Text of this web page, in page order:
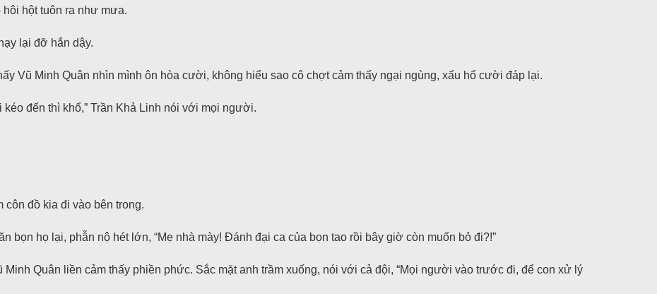
hôi hột tuôn ra như mưa.
lại đỡ hắn dậy.
Vũ Minh Quân nhìn mình ôn hòa cười, không hiểu sao cô chợt cảm thấy ngại ngùng, xấu hổ cười đáp lại.
đến thì khổ,” Trần Khả Linh nói với mọi người.
côn đồ kia đi vào bên trong.
bọn họ lại, phẫn nộ hét lớn, “Mẹ nhà mày! Đánh đại ca của bọn tao rồi bây giờ còn muốn bỏ đi?!”
Minh Quân liền cảm thấy phiền phức. Sắc mặt anh trầm xuống, nói với cả đội, “Mọi người vào trước đi, để con xử lý